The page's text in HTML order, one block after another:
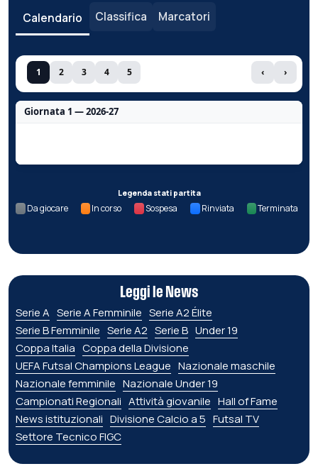
Calendario Classifica Marcatori
1 2 3 4 5 ‹ ›
Giornata 1 — 2026-27
Legenda stati partita
Da giocare In corso Sospesa Rinviata Terminata
Leggi le News
Serie A Serie A Femminile Serie A2 Élite
Serie B Femminile Serie A2 Serie B Under 19
Coppa Italia Coppa della Divisione
UEFA Futsal Champions League Nazionale maschile
Nazionale femminile Nazionale Under 19
Campionati Regionali Attività giovanile Hall of Fame
News istituzionali Divisione Calcio a 5 Futsal TV
Settore Tecnico FIGC